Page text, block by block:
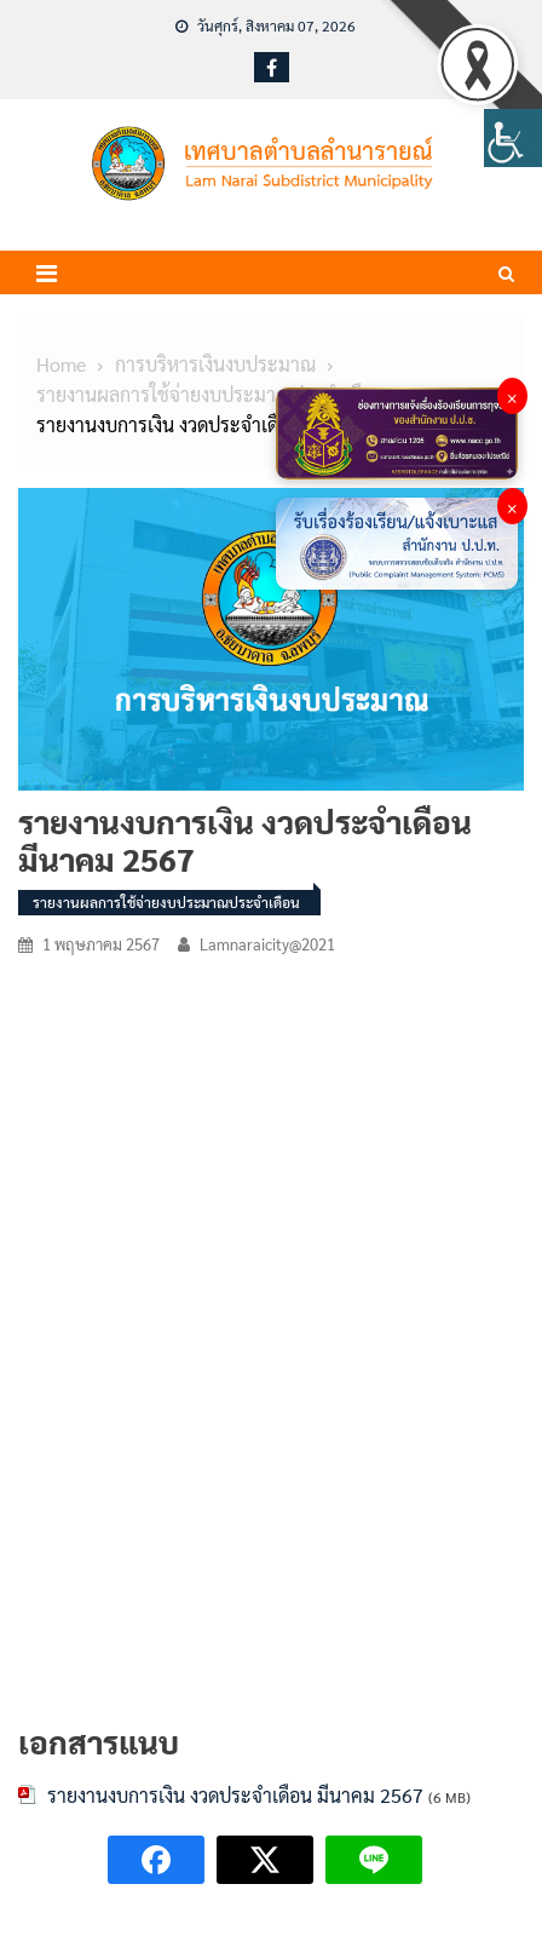
วันศุกร์, สิงหาคม 07, 2026
Home
การบริหารเงินงบประมาณ
รายงานผลการใช้จ่ายงบประมาณประจำเดือน
รายงานงบการเงิน งวดประจำเดือน มีนาคม 2567
รายงานงบการเงิน งวดประจำเดือน
มีนาคม 2567
รายงานผลการใช้จ่ายงบประมาณประจำเดือน
1 พฤษภาคม 2567 Lamnaraicity@2021
เอกสารแนบ
รายงานงบการเงิน งวดประจำเดือน มีนาคม 2567 (6 MB)
×
×